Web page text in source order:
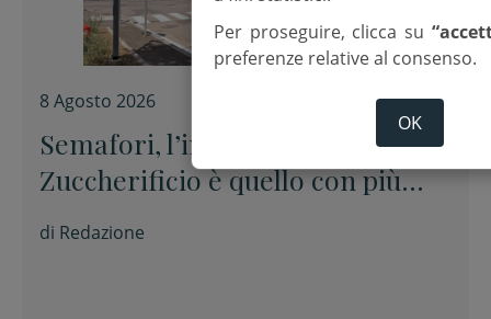
8 Agosto 2026
Semafori, l’incrocio di via
Zuccherificio è quello con più
sanzioni per il passaggio con il
rosso
di Redazione
Per proseguire, clicca su
preferenze relative al consenso.
OK